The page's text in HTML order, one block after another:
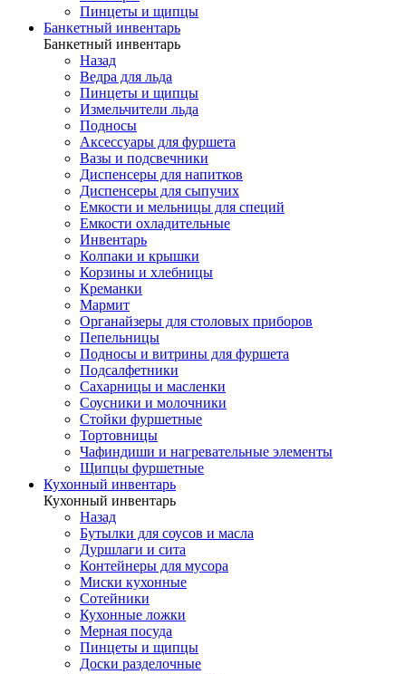
Пинцеты и щипцы
Банкетный инвентарь
Банкетный инвентарь
Назад
Ведра для льда
Пинцеты и щипцы
Измельчители льда
Подносы
Аксессуары для фуршета
Вазы и подсвечники
Диспенсеры для напитков
Диспенсеры для сыпучих
Емкости и мельницы для специй
Емкости охладительные
Инвентарь
Колпаки и крышки
Корзины и хлебницы
Креманки
Мармит
Органайзеры для столовых приборов
Пепельницы
Подносы и витрины для фуршета
Подсалфетники
Сахарницы и масленки
Соусники и молочники
Стойки фуршетные
Тортовницы
Чафиндиши и нагревательные элементы
Щипцы фуршетные
Кухонный инвентарь
Кухонный инвентарь
Назад
Бутылки для соусов и масла
Дуршлаги и сита
Контейнеры для мусора
Миски кухонные
Сотейники
Кухонные ложки
Мерная посуда
Пинцеты и щипцы
Доски разделочные